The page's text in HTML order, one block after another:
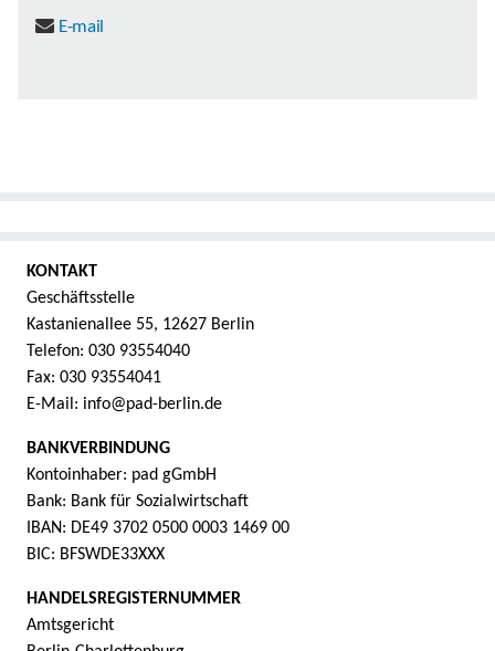
E-mail
KONTAKT
Geschäftsstelle
Kastanienallee 55, 12627 Berlin
Telefon: 030 93554040
Fax: 030 93554041
E-Mail: info@pad-berlin.de
BANKVERBINDUNG
Kontoinhaber: pad gGmbH
Bank: Bank für Sozialwirtschaft
IBAN: DE49 3702 0500 0003 1469 00
BIC: BFSWDE33XXX
HANDELSREGISTERNUMMER
Amtsgericht